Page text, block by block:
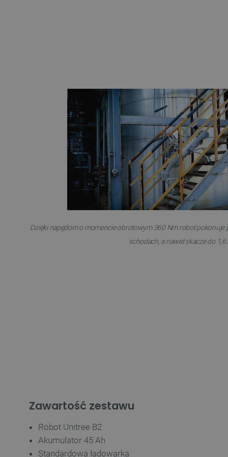
Dzięki napędom o momencie obrotowym 360 Nm robot pokonuje
schodach, a nawet skacze do 1,6
Zawartość zestawu
Robot Unitree B2
Akumulator 45 Ah
Standardowa ładowarka
__cf_bm
PHPSESSID
_smvs
LaSID